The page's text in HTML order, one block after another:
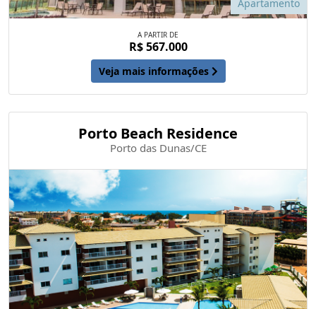
Apartamento
A PARTIR DE
R$ 567.000
Veja mais informações
Porto Beach Residence
Porto das Dunas/CE